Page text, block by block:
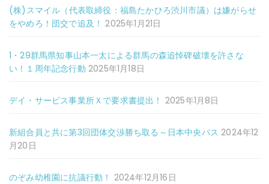
(株)スマイル（代表取締役：福島たかひろ渋川市議）は嫌がらせ
をやめろ！団交で追及！ 2025年1月21日
1・29群馬県知事山本一太による群馬の森追悼碑破壊を許さな
い！１周年記念行動 2025年1月18日
デイ・サービス事業所Ｘで要求書提出！ 2025年1月8日
新組合員と共に第3回団体交渉勝ち取る～日本中央バス 2024年12
月20日
のぞみ幼稚園に抗議行動！ 2024年12月16日